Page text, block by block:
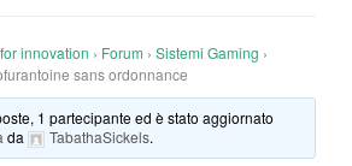
innovation › Forum › Sistemi Gaming ›
sans ordonnance
1 partecipante ed è stato aggiornato
da TabathaSickels.